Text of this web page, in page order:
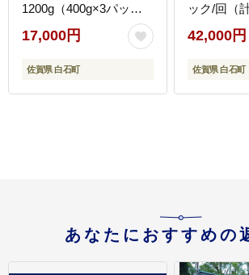
1200g（400g×3パッ
ク） 【川崎畜産】牛肉
[IAX003]
17,000円
佐賀県 白石町
ック/回（
会社いろ
肉 [IAG199]
42,000円
佐賀県 白石町
あなたにおすすめの